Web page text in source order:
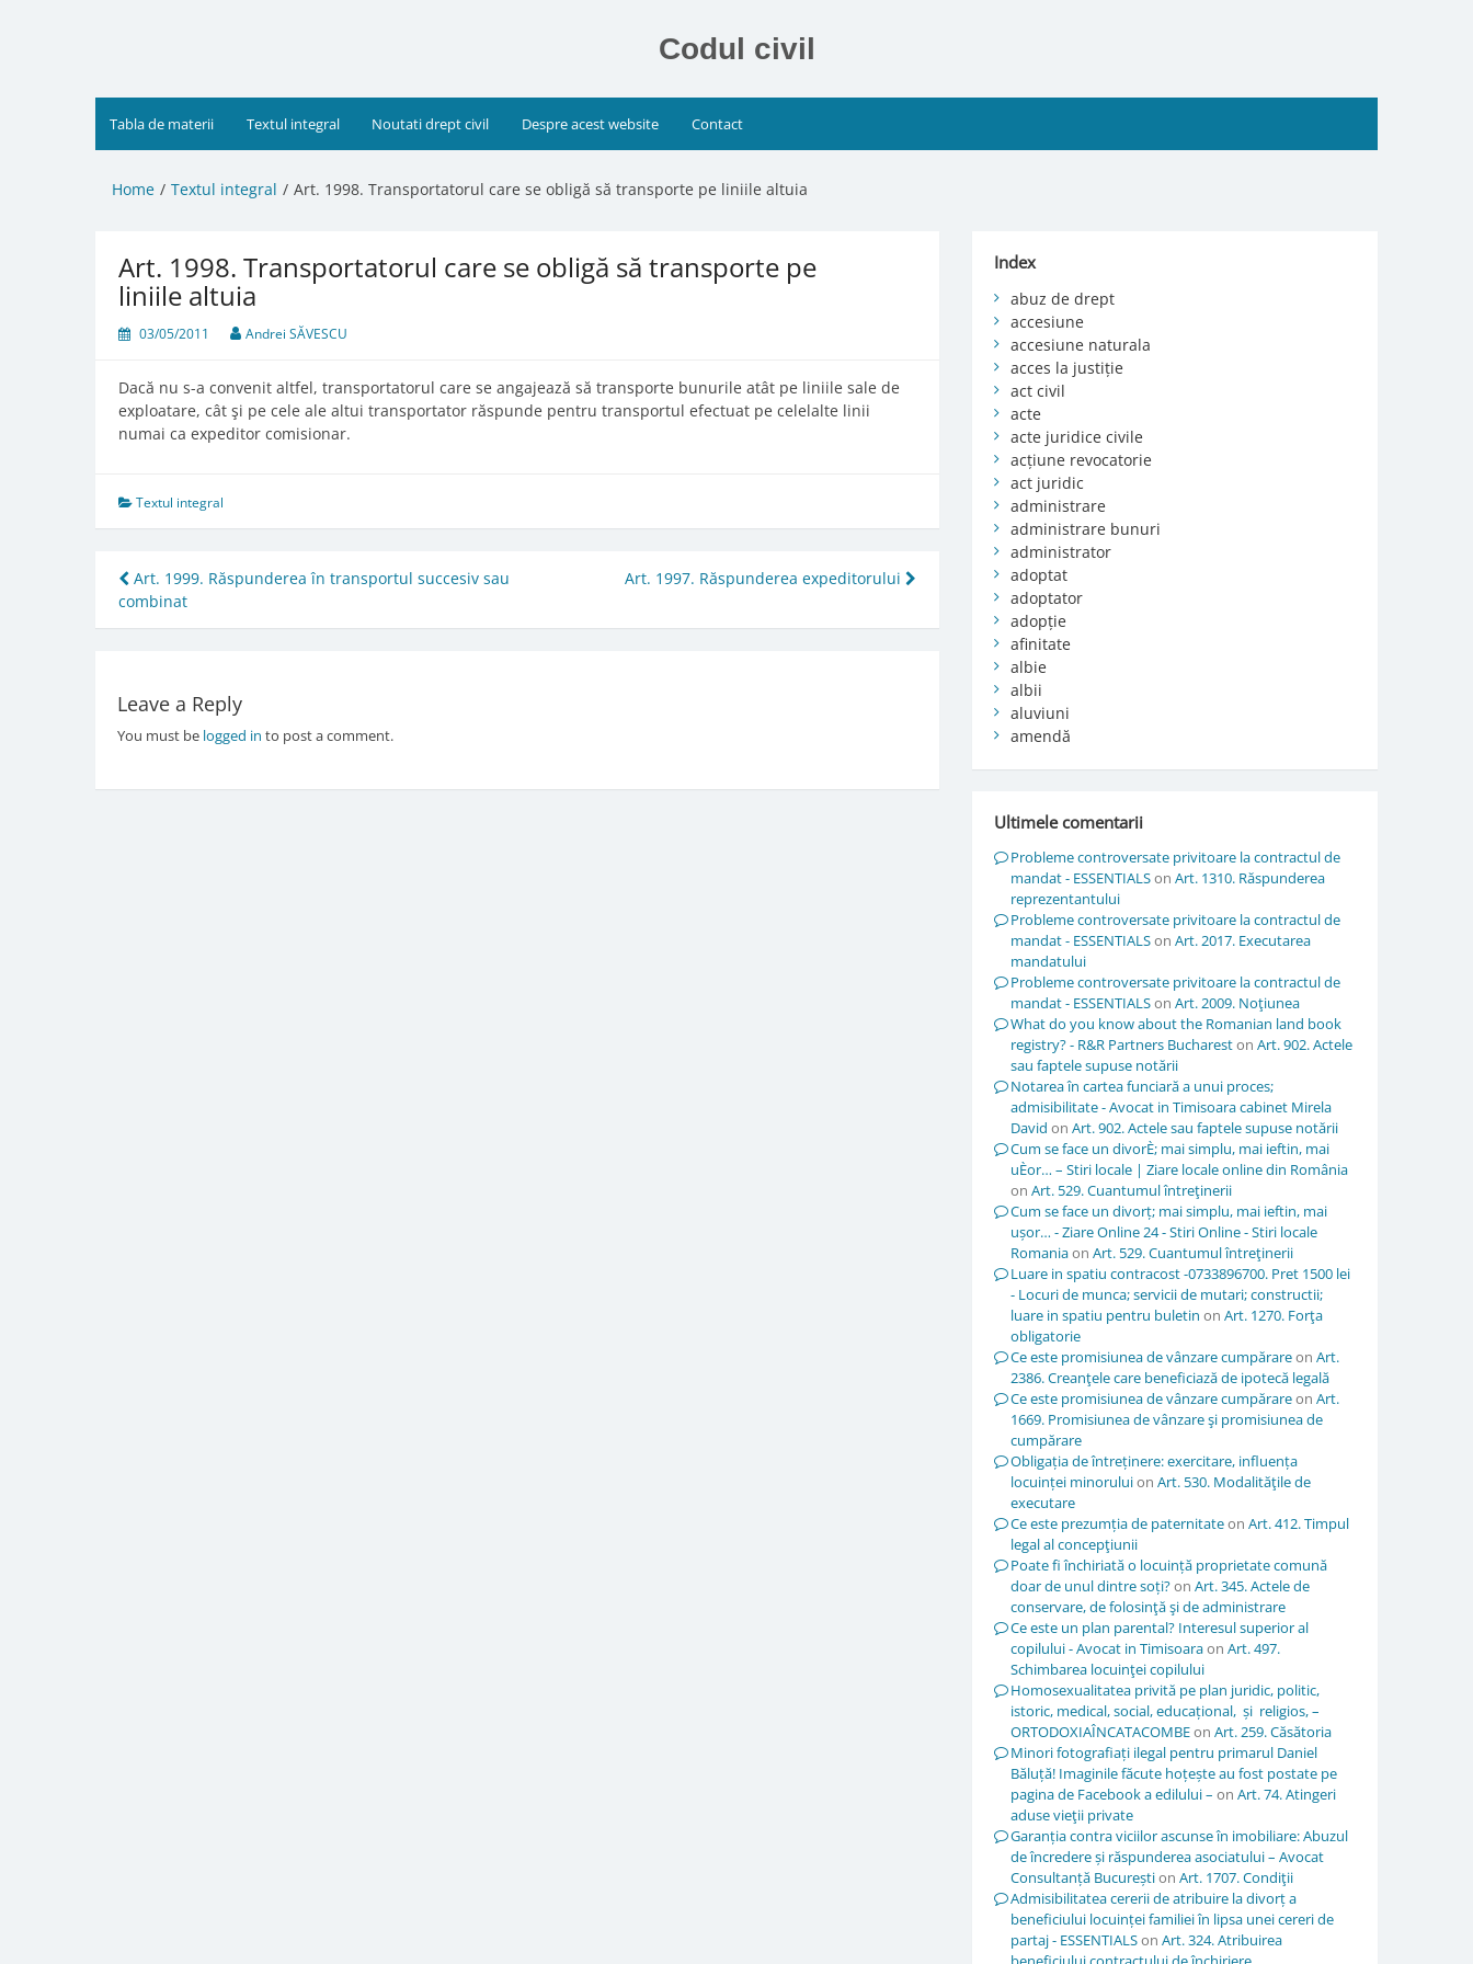
Codul civil
Tabla de materii Textul integral Noutati drept civil Despre acest website Contact
Home Textul integral Art. 1998. Transportatorul care se obligă să transporte pe liniile altuia
Art. 1998. Transportatorul care se obligă să transporte pe
liniile altuia
03/05/2011 Andrei SĂVESCU
Dacă nu s-a convenit altfel, transportatorul care se angajează să transporte bunurile atât pe liniile sale de
exploatare, cât şi pe cele ale altui transportator răspunde pentru transportul efectuat pe celelalte linii
numai ca expeditor comisionar.
Textul integral
Post
navigation
Art. 1999. Răspunderea în transportul succesiv sau
combinat
Art. 1997. Răspunderea expeditorului
Leave a Reply
You must be logged in to post a comment.
Index
abuz de drept
accesiune
accesiune naturala
acces la justiție
act civil
acte
acte juridice civile
acțiune revocatorie
act juridic
administrare
administrare bunuri
administrator
adoptat
adoptator
adopție
afinitate
albie
albii
aluviuni
amendă
Ultimele comentarii
Probleme controversate privitoare la contractul de
mandat - ESSENTIALSon Art. 1310. Răspunderea
reprezentantului
Probleme controversate privitoare la contractul de
mandat - ESSENTIALSon Art. 2017. Executarea
mandatului
Probleme controversate privitoare la contractul de
mandat - ESSENTIALSon Art. 2009. Noţiunea
What do you know about the Romanian land book
registry? - R&R Partners Buchareston Art. 902. Actele
sau faptele supuse notării
Notarea în cartea funciară a unui proces;
admisibilitate - Avocat in Timisoara cabinet Mirela
David on Art. 902. Actele sau faptele supuse notării
Cum se face un divorÈ; mai simplu, mai ieftin, mai
uÈor… – Stiri locale | Ziare locale online din România
on Art. 529. Cuantumul întreţinerii
Cum se face un divorț; mai simplu, mai ieftin, mai
ușor… - Ziare Online 24 - Stiri Online - Stiri locale
Romaniaon Art. 529. Cuantumul întreţinerii
Luare in spatiu contracost -0733896700. Pret 1500 lei
- Locuri de munca; servicii de mutari; constructii;
luare in spatiu pentru buletin on Art. 1270. Forţa
obligatorie
Ce este promisiunea de vânzare cumpărareon Art.
2386. Creanţele care beneficiază de ipotecă legală
Ce este promisiunea de vânzare cumpărareon Art.
1669. Promisiunea de vânzare şi promisiunea de
cumpărare
Obligația de întreținere: exercitare, influența
locuinței minoruluion Art. 530. Modalităţile de
executare
Ce este prezumția de paternitateon Art. 412. Timpul
legal al concepţiunii
Poate fi închiriată o locuință proprietate comună
doar de unul dintre soți?on Art. 345. Actele de
conservare, de folosinţă şi de administrare
Ce este un plan parental? Interesul superior al
copilului - Avocat in Timisoaraon Art. 497.
Schimbarea locuinţei copilului
Homosexualitatea privită pe plan juridic, politic,
istoric, medical, social, educațional, și religios, –
ORTODOXIAÎNCATACOMBEon Art. 259. Căsătoria
Minori fotografiați ilegal pentru primarul Daniel
Băluță! Imaginile făcute hoțește au fost postate pe
pagina de Facebook a edilului – on Art. 74. Atingeri
aduse vieţii private
Garanția contra viciilor ascunse în imobiliare: Abuzul
de încredere și răspunderea asociatului – Avocat
Consultanță Bucureștion Art. 1707. Condiţii
Admisibilitatea cererii de atribuire la divorț a
beneficiului locuinței familiei în lipsa unei cereri de
partaj - ESSENTIALSon Art. 324. Atribuirea